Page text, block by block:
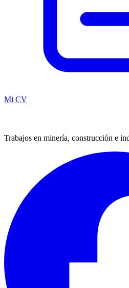
Mi CV
Trabajos en minería, construcción e